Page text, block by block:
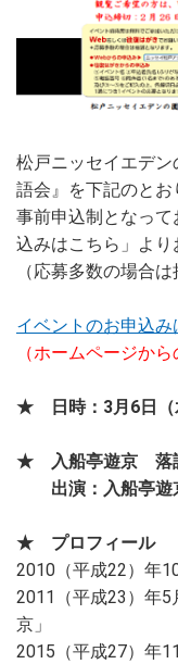
松戸ニッセイエデ
語会』を下記のとお
事前申込制となっ
込みはこちら」より
（応募多数の場合
イベントのお申込み
（ホームページか
★ 日時：3月6日（
★ 入船亭遊京 落
出演：入船亭遊
★ プロフィール
2010（平成22）年
2011（平成23）年5
京」
2015（平成27）年